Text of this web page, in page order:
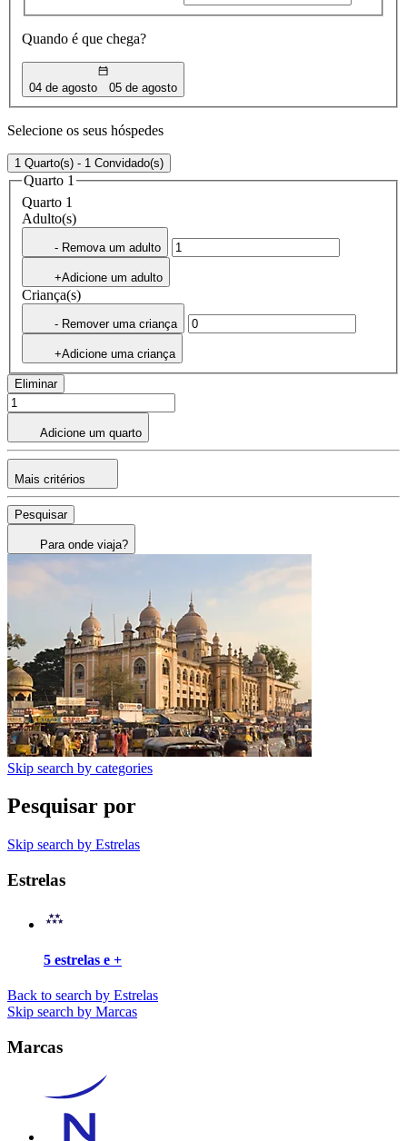
Quando é que chega?
04 de agosto 05 de agosto
Selecione os seus hóspedes
1 Quarto(s) - 1 Convidado(s)
Quarto 1
Quarto 1
Adulto(s)
- Remova um adulto
+Adicione um adulto
Criança(s)
- Remover uma criança
+Adicione uma criança
Eliminar
Adicione um quarto
Mais critérios
Pesquisar
Para onde viaja?
Skip search by categories
Pesquisar por
Skip search by Estrelas
Estrelas
5 estrelas e +
Back to search by Estrelas
Skip search by Marcas
Marcas